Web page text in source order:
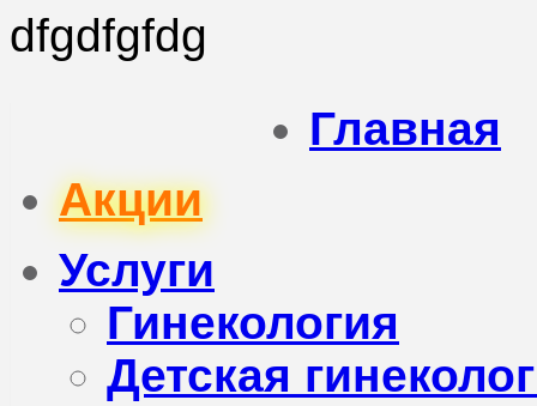
dfgdfgfdg
Главная
Акции
Услуги
Гинекология
Детская